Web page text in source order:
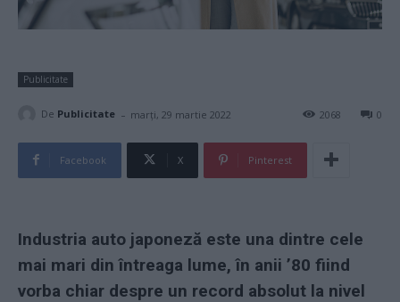
Publicitate
De Publicitate - marți, 29 martie 2022 0
2068
Facebook X Pinterest
Industria auto japoneză este una dintre cele
mai mari din întreaga lume, în anii ’80 fiind
vorba chiar despre un record absolut la nivel